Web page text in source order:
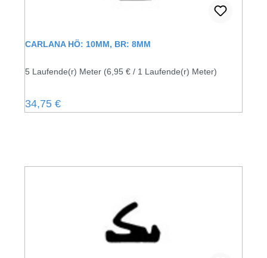
CARLANA HÖ: 10MM, BR: 8MM
5 Laufende(r) Meter (6,95 € / 1 Laufende(r) Meter)
Regulärer Preis:
34,75 €